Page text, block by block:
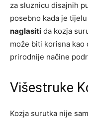
za sluznicu disajnih
posebno kada je
naglasiti da kozja
može biti korisna kao
prirodnije načine
Višestruke
Kozja surutka nije